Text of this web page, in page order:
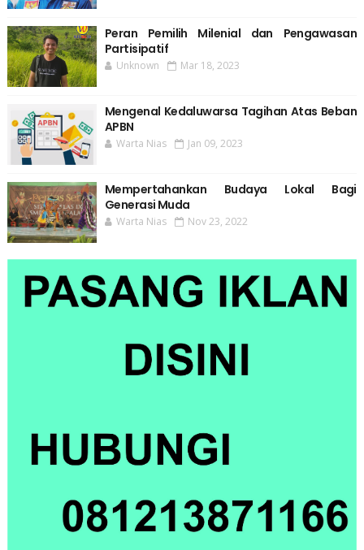
Peran Pemilih Milenial dan Pengawasan
Partisipatif
Unknown Mar 18, 2023
Mengenal Kedaluwarsa Tagihan Atas Beban
APBN
Warta Nias Jan 09, 2023
Mempertahankan Budaya Lokal Bagi
Generasi Muda
Warta Nias Nov 23, 2022